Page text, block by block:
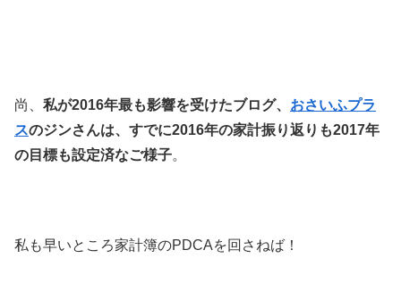
尚、 私が2016年最も影響を受けたブログ、 おさいふプラ
スのジンさんは、すでに2016年の家計振り返りも2017年
の目標も設定済なご様子。
私も早いところ家計簿のPDCAを回さねば！